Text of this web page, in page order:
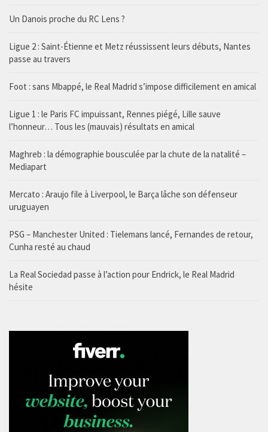
Un Danois proche du RC Lens ?
Ligue 2 : Saint-Étienne et Metz réussissent leurs débuts, Nantes
passe au travers
Foot : sans Mbappé, le Real Madrid s’impose difficilement en amical
Ligue 1 : le Paris FC impuissant, Rennes piégé, Lille sauve
l’honneur… Tous les (mauvais) résultats en amical
Maghreb : la démographie bousculée par la chute de la natalité –
Mediapart
Mercato : Araujo file à Liverpool, le Barça lâche son défenseur
uruguayen
PSG – Manchester United : Tielemans lancé, Fernandes de retour,
Cunha resté au chaud
La Real Sociedad passe à l’action pour Endrick, le Real Madrid
hésite